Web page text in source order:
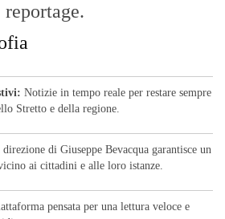
reportage.
Notizie in tempo reale per restare sempre
Stretto e della regione.
direzione di Giuseppe Bevacqua garantisce un
ai cittadini e alle loro istanze.
pensata per una lettura veloce e